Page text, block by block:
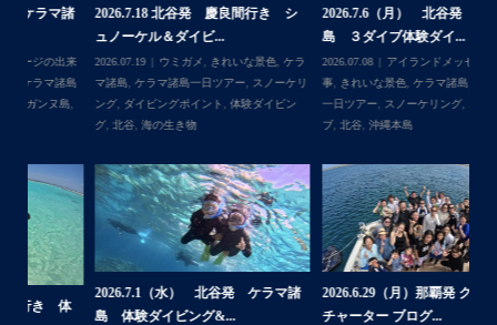
今回は海の世界にほんの少し足を入れただけなのでもっと
もっと知りたくなったら是非ライセンス取得して遊びに来
2026.7.18 北谷発 慶良間行き シ
ュノーケル＆ダイビ...
2026.07.19 ウミガメ,きれいな景色 ,ケラ
マ諸島,ケラマ諸島一日ツアー,スノーケリ
ング,ダイビングポイント,体験ダイビン
海の生き物
2026.7.6（月） 北谷発 ケラマ諸
島 ３ダイブ体験ダイ...
2026.07.08
アイランドメッセージの出来
事,きれいな景色 ,ケラマ諸島,ケラマ諸島
一日ツアー
スノーケリング,ボートダイ
沖縄本島
2026.7.1（水） 北谷発 ケラマ諸
島 体験ダイビング&...
2026.6.29（月）那覇発 クルーザー
チャーター ブログ...